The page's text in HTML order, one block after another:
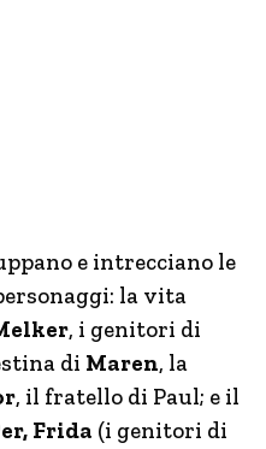
e intrecciano le
la vita
, i genitori di
di Maren, la
, il fratello di Paul; e il
Frida (i genitori di